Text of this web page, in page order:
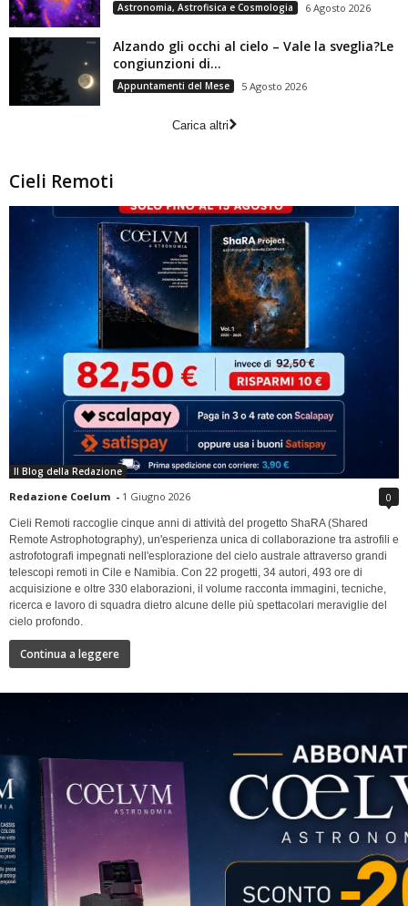
Astronomia, Astrofisica e Cosmologia 6 Agosto 2026
Alzando gli occhi al cielo – Vale la sveglia?Le
congiunzioni di...
Appuntamenti del Mese 5 Agosto 2026
Carica altri
Cieli Remoti
Il Blog della Redazione
Redazione Coelum - 1 Giugno 2026 0
Cieli Remoti raccoglie cinque anni di attività del progetto ShaRA (Shared
Remote Astrophotography), un'esperienza unica di collaborazione tra astrofili e
astrofotografi impegnati nell'esplorazione del cielo australe attraverso grandi
telescopi remoti in Cile e Namibia. Con 22 progetti, 34 autori, 493 ore di
acquisizione e oltre 330 elaborazioni, il volume racconta immagini, tecniche,
ricerca e lavoro di squadra dietro alcune delle più spettacolari meraviglie del
cielo profondo.
Continua a leggere